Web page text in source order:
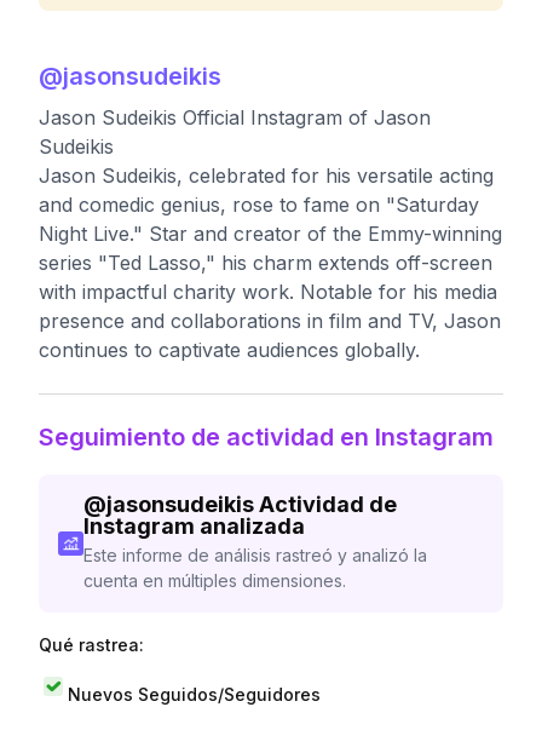
@jasonsudeikis
Jason Sudeikis Official Instagram of Jason
Sudeikis
Jason Sudeikis, celebrated for his versatile acting
and comedic genius, rose to fame on "Saturday
Night Live." Star and creator of the Emmy-winning
series "Ted Lasso," his charm extends off-screen
with impactful charity work. Notable for his media
presence and collaborations in film and TV, Jason
continues to captivate audiences globally.
Seguimiento de actividad en Instagram
@jasonsudeikisActividad de
Instagram analizada
Este informe de análisis rastreó y analizó la
cuenta en múltiples dimensiones.
Qué rastrea:
Nuevos Seguidos/Seguidores